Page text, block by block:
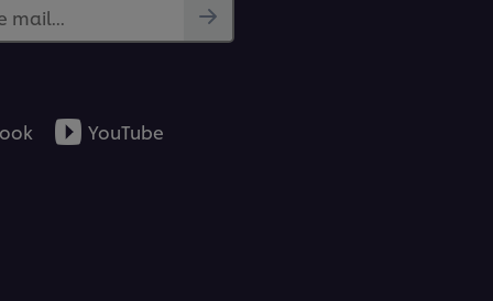
mail...
YouTube